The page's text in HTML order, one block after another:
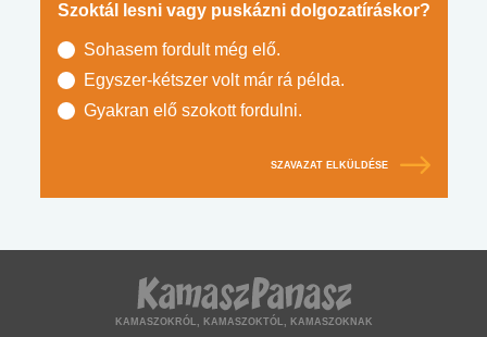
Szoktál lesni vagy puskázni dolgozatíráskor?
Sohasem fordult még elő.
Egyszer-kétszer volt már rá példa.
Gyakran elő szokott fordulni.
SZAVAZAT ELKÜLDÉSE
KAMASZOKRÓL, KAMASZOKTÓL, KAMASZOKNAK